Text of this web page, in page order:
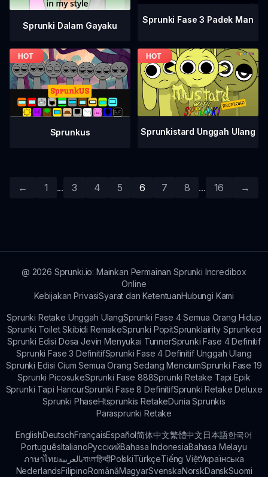
Sprunki Dalam Gayaku
Sprunki Fase 3 Padek Man
Sprunkus Sprunkistard Unggah Ulang
← 1 ... 3 4 5 6 7 8 ... 16 →
@ 2026 Sprunki.io: Mainkan Permainan Sprunki Incredibox
Online
Kebijakan PrivasiSyarat dan KetentuanHubungi Kami
Sprunki Retake Unggah UlangSprunki Fase 4 Semua Orang Hidup
Sprunki Toilet Skibidi RemakeSprunki PopitSprunklairity Sprunked
Sprunki Edisi Dosa Jevin Menyukai TunnerSprunki Fase 4 Definitif
Sprunki Fase 3 DefinitifSprunki Fase 4 Definitif Unggah Ulang
Sprunki Edisi Cium Semua Orang Sedang MenciumSprunki Fase 19
Sprunki PicosukeSprunki Fase 888Sprunki Retake Tapi Epik
Sprunki Tapi HancurSprunki Fase 8 DefinitifSprunki Retake Deluxe
Sprunki PhaseHtsprunkis RetakeDunia Sprunkis
Parasprunki Retake
EnglishDeutschFrançaisEspañol简体中文繁體中文日本語한국어
PortuguêsItalianoРусскийBahasa IndonesiaBahasa Melayu
ภาษาไทยبالعربيةবাংলাहिन्दीPolskiTürkçeTiếng ViệtУкраїнська
NederlandsFilipinoRomânăMagyarSvenskaNorskDanskSuomi